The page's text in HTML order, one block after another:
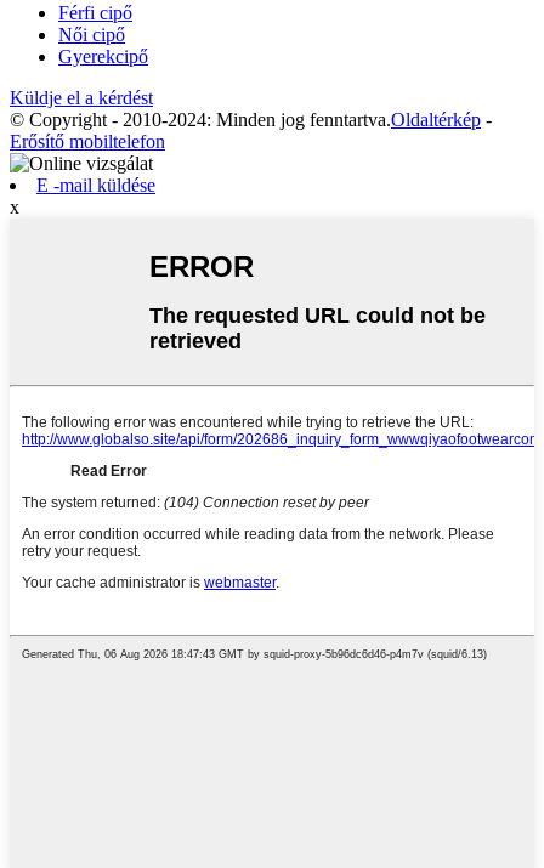
Férfi cipő
Női cipő
Gyerekcipő
Küldje el a kérdést
© Copyright - 2010-2024: Minden jog fenntartva.Oldaltérkép -
Erősítő mobiltelefon
E -mail küldése
x